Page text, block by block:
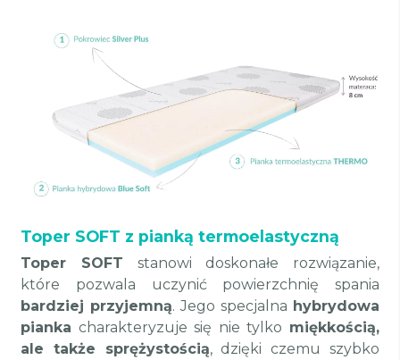
Toper SOFT z pianką termoelastyczną
Toper SOFT stanowi doskonałe rozwiązanie,
które pozwala uczynić powierzchnię spania
bardziej przyjemną. Jego specjalna hybrydowa
pianka charakteryzuje się nie tylko miękkością,
ale także sprężystością, dzięki czemu szybko